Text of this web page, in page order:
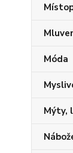
Móda
Mýty,